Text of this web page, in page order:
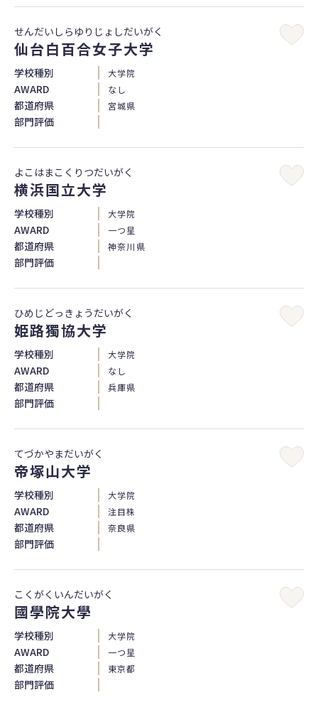
せんだいしらゆりじょしだいがく
仙台白百合女子大学
学校種別 大学院
AWARD なし
都道府県 宮城県
部門評価
よこはまこくりつだいがく
横浜国立大学
学校種別 大学院
AWARD 一つ星
都道府県 神奈川県
部門評価
ひめじどっきょうだいがく
姫路獨協大学
学校種別 大学院
AWARD なし
都道府県 兵庫県
部門評価
てづかやまだいがく
帝塚山大学
学校種別 大学院
AWARD 注目株
都道府県 奈良県
部門評価
こくがくいんだいがく
國學院大學
学校種別 大学院
AWARD 一つ星
都道府県 東京都
部門評価